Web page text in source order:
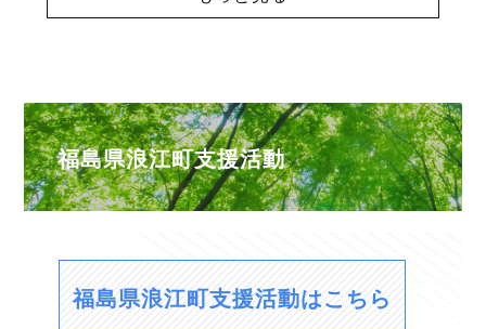
福島県浪江町支援活動
福島県浪江町支援活動はこちら